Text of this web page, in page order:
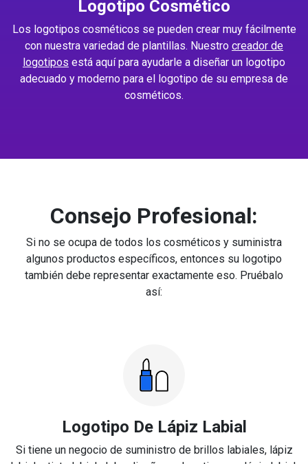
Logotipo Cosmético
Los logotipos cosméticos se pueden crear muy fácilmente
con nuestra variedad de plantillas. Nuestro creador de
logotipos está aquí para ayudarle a diseñar un logotipo
adecuado y moderno para el logotipo de su empresa de
cosméticos.
Consejo Profesional:
Si no se ocupa de todos los cosméticos y suministra
algunos productos específicos, entonces su logotipo
también debe representar exactamente eso. Pruébalo
así:
Logotipo De Lápiz Labial
Si tiene un negocio de suministro de brillos labiales, lápiz